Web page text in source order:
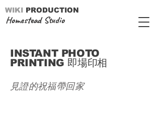
WIKI PRODUCTION
Homestead Studio
INSTANT PHOTO
PRINTING 即場印相
見證的祝福帶回家